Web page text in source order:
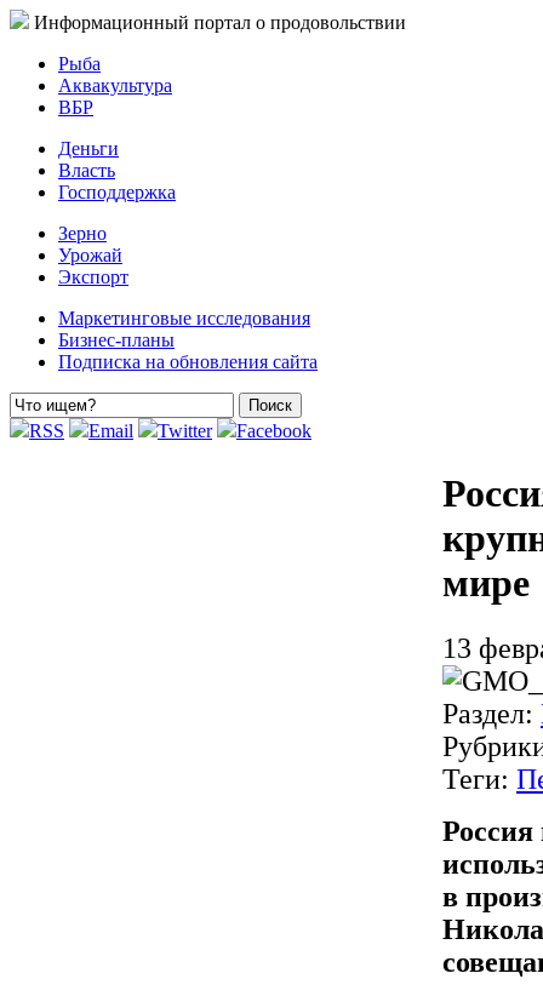
Информационный портал о продовольствии
Рыба
Аквакультура
ВБР
Деньги
Власть
Господдержка
Зерно
Урожай
Экспорт
Маркетинговые исследования
Бизнес-планы
Подписка на обновления сайта
RSS Email Twitter Facebook
мире
13
Раздел:
Теги:
Россия
в